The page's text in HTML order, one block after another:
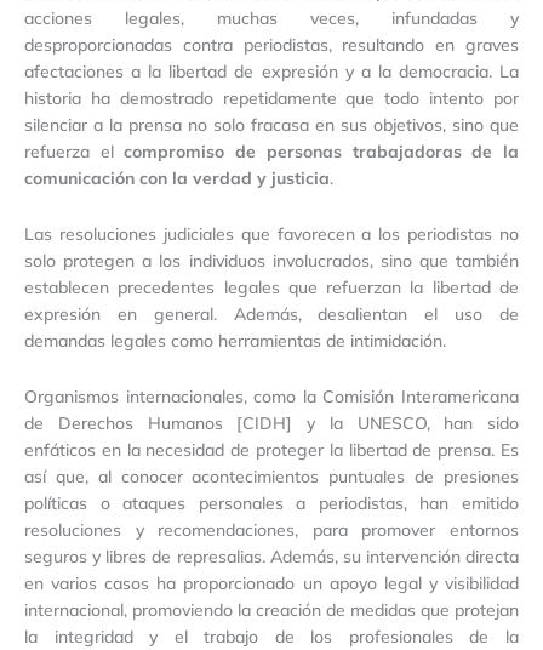
acciones legales, muchas veces, infundadas y
desproporcionadas contra periodistas, resultando en graves
afectaciones a la libertad de expresión y a la democracia. La
historia ha demostrado repetidamente que todo intento por
silenciar a la prensa no solo fracasa en sus objetivos, sino que
refuerza elcompromiso de personas trabajadoras de la
comunicación con la verdad y justicia.
Las resoluciones judiciales que favorecen a los periodistas no
solo protegen a los individuos involucrados, sino que también
establecen precedentes legales que refuerzan la libertad de
expresión en general. Además, desalientan el uso de
demandas legales como herramientas de intimidación.
Organismos internacionales, como la Comisión Interamericana
de Derechos Humanos [CIDH] y la UNESCO, han sido
enfáticos en la necesidad de proteger la libertad de prensa. Es
así que, al conocer acontecimientos puntuales de presiones
políticas o ataques personales a periodistas, han emitido
resoluciones y recomendaciones, para promover entornos
seguros y libres de represalias. Además, su intervención directa
en varios casos ha proporcionado un apoyo legal y visibilidad
internacional, promoviendo la creación de medidas que protejan
la integridad y el trabajo de los profesionales de la